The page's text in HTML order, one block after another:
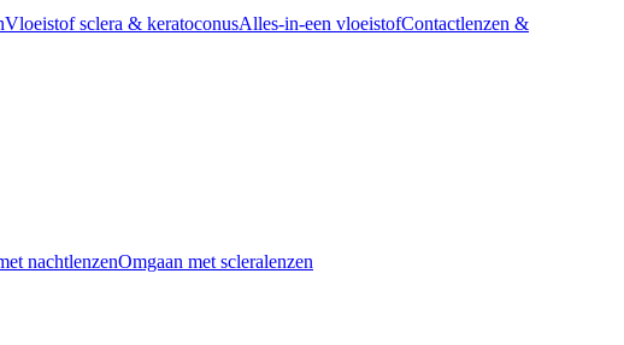
Vloeistof sclera & keratoconusAlles-in-een vloeistofContactlenzen &
nachtlenzenOmgaan met scleralenzen